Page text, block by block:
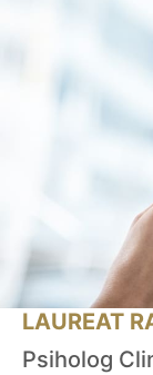
LAUREAT
Psiholog